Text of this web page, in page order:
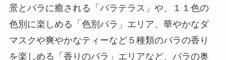
景とバラに癒される「バラテラス」や、１１色の
色別に楽しめる「色別バラ」エリア、華やかなダ
マスクや爽やかなティーなど５種類のバラの香り
を楽しめる「香りのバラ」エリアなど、バラの奥